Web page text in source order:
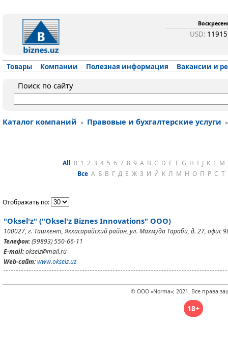
USD:
Товары Компании Полезная информация Вакансии и
Поиск по сайту
Каталог компаний » Правовые и бухгалтерские услуги
All 0 1 2 3 4 5 6 7 8 9 A B C D E F G H I J K L M
Все А Б В Г Д Е Ж З И Й К Л М Н О П Р С Т
Отображать по:
"Oksel'z" ("Oksel'z Biznes Innovations" ООО)
100027, г. Ташкент, Яккасарайский район, ул. Махмуда Тараби, д. 27, офис
Телефон:(99893) 550-66-11
E-mail:okselz@mail.ru
Web-сайт:www.okselz.uz
© ООО «Norma»; 2021. Все права
18+